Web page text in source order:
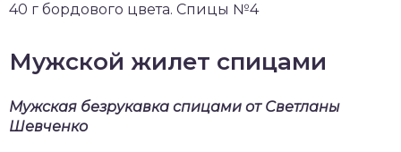
40 г бордового цвета. Спицы №4
Мужской жилет спицами
Мужская безрукавка спицами от Светланы
Шевченко